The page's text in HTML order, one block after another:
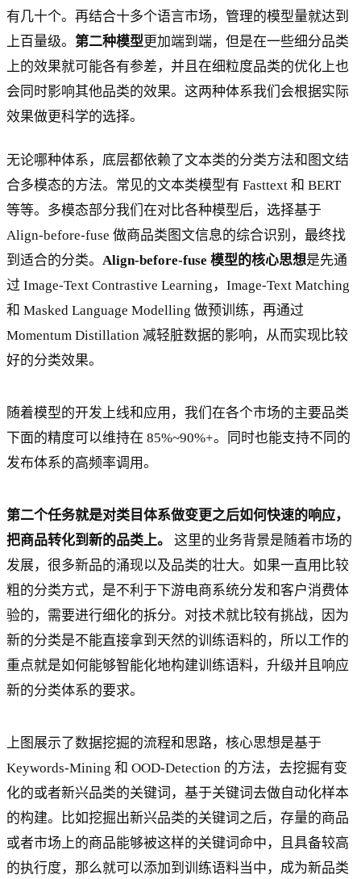
有几十个。再结合十多个语言市场，管理的模型量就达到
上百量级。 第二种模型更加端到端，但是在一些细分品类
上的效果就可能各有参差，并且在细粒度品类的优化上也
会同时影响其他品类的效果。这两种体系我们会根据实际
效果做更科学的选择。
无论哪种体系，底层都依赖了文本类的分类方法和图文结
合多模态的方法。常见的文本类模型有 Fasttext 和 BERT
等等。多模态部分我们在对比各种模型后，选择基于
Align-before-fuse 做商品类图文信息的综合识别，最终找
到适合的分类。 Align-before-fuse 模型的核心思想是先通
过 Image-Text Contrastive Learning，Image-Text Matching
和 Masked Language Modelling 做预训练，再通过
Momentum Distillation 减轻脏数据的影响，从而实现比较
好的分类效果。
随着模型的开发上线和应用，我们在各个市场的主要品类
下面的精度可以维持在 85%~90%+。同时也能支持不同的
发布体系的高频率调用。
第二个任务就是对类目体系做变更之后如何快速的响应，
把商品转化到新的品类上。
这里的业务背景是随着市场的
发展，很多新品的涌现以及品类的壮大。如果一直用比较
粗的分类方式，是不利于下游电商系统分发和客户消费体
验的，需要进行细化的拆分。对技术就比较有挑战，因为
新的分类是不能直接拿到天然的训练语料的，所以工作的
重点就是如何能够智能化地构建训练语料，升级并且响应
新的分类体系的要求。
上图展示了数据挖掘的流程和思路，核心思想是基于
Keywords-Mining 和 OOD-Detection 的方法，去挖掘有变
化的或者新兴品类的关键词，基于关键词去做自动化样本
的构建。比如挖掘出新兴品类的关键词之后，存量的商品
或者市场上的商品能够被这样的关键词命中，且具备较高
的执行度，那么就可以添加到训练语料当中，成为新品类